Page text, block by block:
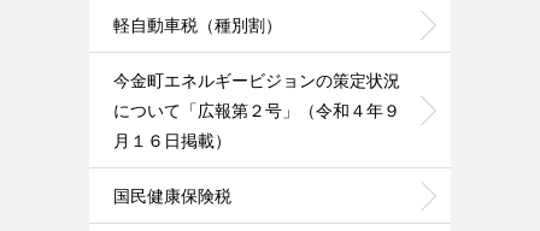
軽自動車税（種別割）
今金町エネルギービジョンの策定状況
について「広報第２号」（令和４年９
月１６日掲載）
国民健康保険税